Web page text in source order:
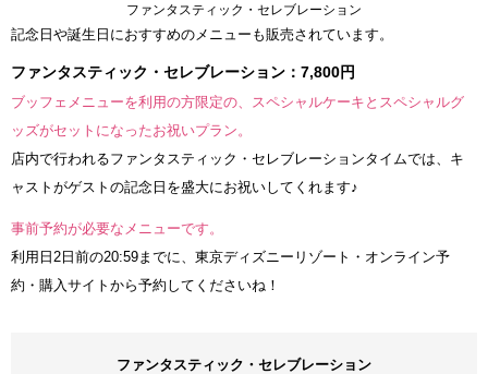
ファンタスティック・セレブレーション
記念日や誕生日におすすめのメニューも販売されています。
ファンタスティック・セレブレーション：7,800円
ブッフェメニューを利用の方限定の、スペシャルケーキとスペシャルグ
ッズがセットになったお祝いプラン。
店内で行われるファンタスティック・セレブレーションタイムでは、キ
ャストがゲストの記念日を盛大にお祝いしてくれます♪
事前予約が必要なメニューです。
利用日2日前の20:59までに、東京ディズニーリゾート・オンライン予
約・購入サイトから予約してくださいね！
ファンタスティック・セレブレーション